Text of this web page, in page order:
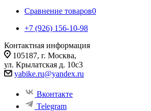
Сравнение товаров0
+7 (926) 156-10-98
Контактная информация
105187, г. Москва,
ул. Крылатская д. 10с3
yabike.ru@yandex.ru
Вконтакте
Telegram